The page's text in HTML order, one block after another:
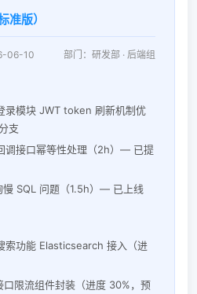
准版）
06-10 部门：研发部 · 后端组
录模块 JWT token 刷新机制优
支
调接口幂等性处理（2h）— 已提
慢 SQL 问题（1.5h）— 已上线
索功能 Elasticsearch 接入（进
限流组件封装（进度 30%，预